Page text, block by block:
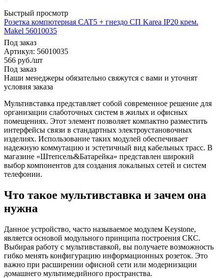
Быстрый просмотр
Розетка компютерная CAT5 + гнездо СП Karea IP20 крем.
Makel 56010035
Под заказ
Артикул: 56010035
566 руб./шт
Под заказ
Наши менеджеры обязательно свяжутся с вами и уточнят
условия заказа
Мультивставка представляет собой современное решение для
организации слаботочных систем в жилых и офисных
помещениях. Этот элемент позволяет компактно разместить
интерфейсы связи в стандартных электроустановочных
изделиях. Использование таких модулей обеспечивает
надежную коммутацию и эстетичный вид кабельных трасс. В
магазине «Штепсель&Батарейка» представлен широкий
выбор компонентов для создания локальных сетей и систем
телефонии.
Что такое мультивставка и зачем она
нужна
Данное устройство, часто называемое модулем Keystone,
является основой модульного принципа построения СКС.
Выбирая работу с мультивставкой, вы получаете возможность
гибко менять конфигурацию информационных розеток. Это
важно при расширении офисной сети или модернизации
домашнего мультимедийного пространства.